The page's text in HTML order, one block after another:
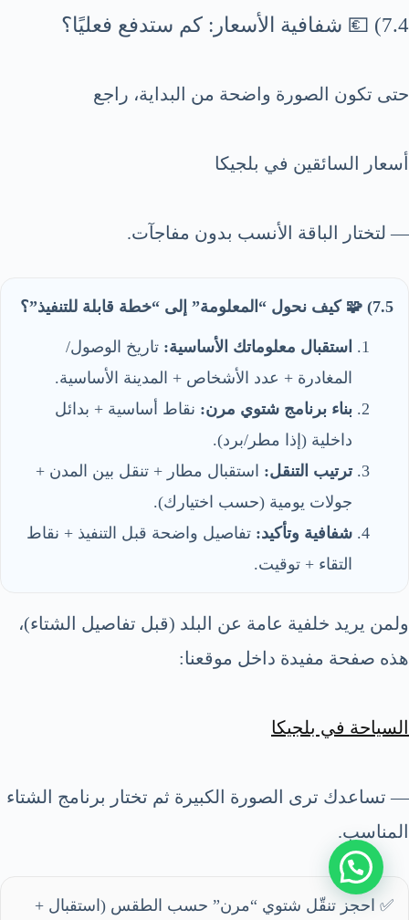
7.4) 💶 شفافية الأسعار: كم ستدفع فعليًا؟
حتى تكون الصورة واضحة من البداية، راجع
أسعار السائقين في بلجيكا
— لتختار الباقة الأنسب بدون مفاجآت.
7.5) 🧩 كيف نحول “المعلومة” إلى “خطة قابلة للتنفيذ”؟
استقبال معلوماتك الأساسية: تاريخ الوصول/
المغادرة + عدد الأشخاص + المدينة الأساسية.
بناء برنامج شتوي مرن: نقاط أساسية + بدائل
داخلية (إذا مطر/برد).
ترتيب التنقل: استقبال مطار + تنقل بين المدن +
جولات يومية (حسب اختيارك).
شفافية وتأكيد: تفاصيل واضحة قبل التنفيذ + نقاط
التقاء + توقيت.
ولمن يريد خلفية عامة عن البلد (قبل تفاصيل الشتاء)،
هذه صفحة مفيدة داخل موقعنا:
السياحة في بلجيكا
— تساعدك ترى الصورة الكبيرة ثم تختار برنامج الشتاء
المناسب.
✅ احجز تنقّل شتوي “مرن” حسب الطقس (استقبال +